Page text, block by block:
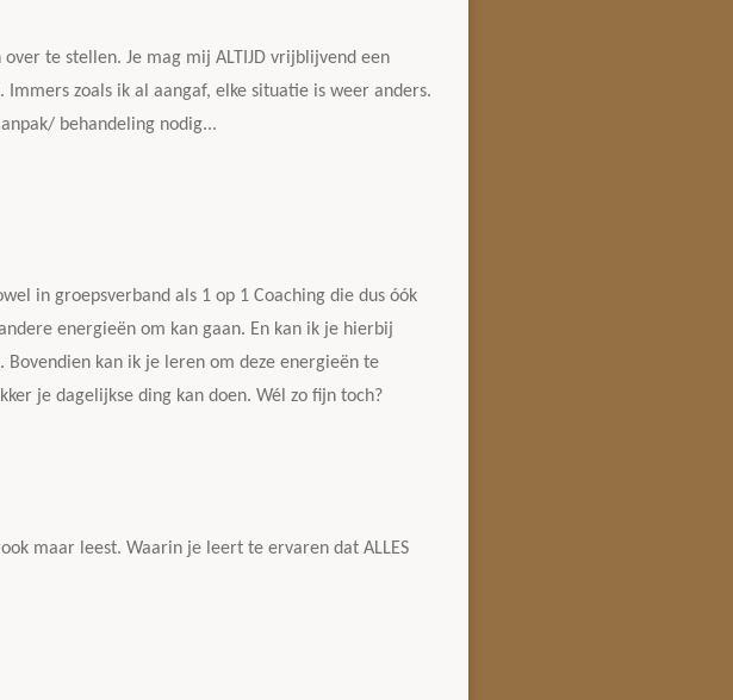
te stellen. Je mag mij ALTIJD vrijblijvend een
zoals ik al aangaf, elke situatie is weer anders.
behandeling nodig...
in groepsverband als 1 op 1 Coaching die dus óók
energieën om kan gaan. En kan ik je hierbij
kan ik je leren om deze energieën te
je dagelijkse ding kan doen. Wél zo fijn toch?
maar leest. Waarin je leert te ervaren dat ALLES